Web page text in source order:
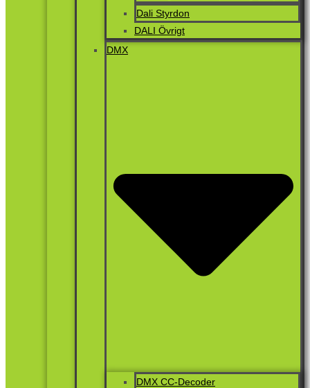
Dali Styrdon
DALI Övrigt
DMX
DMX CC-Decoder